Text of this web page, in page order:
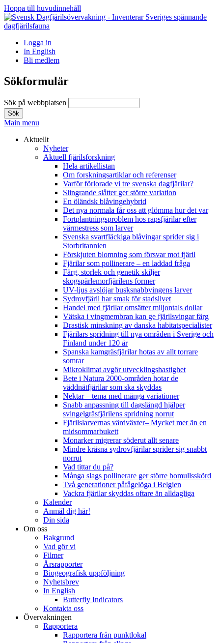
Hoppa till huvudinnehåll
Logga in
In English
Bli medlem
Sökformulär
Sök på webbplatsen
Main menu
Aktuellt
Nyheter
Aktuell fjärilsforskning
Hela artikellistan
Om forskningsartiklar och referenser
Varför förlorade vi tre svenska dagfjärilar?
Slingrande slåtter ger större variation
En öländsk blåvingehybrid
Det nya normala får oss att glömma hur det var
Fortplantningsproblem hos rapsfjärilar efter
värmestress som larver
Svenska svartfläckiga blåvingar sprider sig i
Storbritannien
Förskjuten blomning som försvar mot fjäril
Fjärilar som pollinerare – en laddad fråga
Färg, storlek och genetik skiljer
skogspärlemorfjärilens former
UV-ljus avslöjar busksnabbvingens larver
Sydrovfjäril har smak för stadslivet
Handel med fjärilar omsätter miljontals dollar
Vätska i vingmembran kan ge fjärilsvingar färg
Drastisk minskning av danska habitatspecialister
Fjärilars spridning till nya områden i Sverige och
Finland under 120 år
Spanska kamgräsfjärilar hotas av allt torrare
somrar
Mikroklimat avgör utvecklingshastighet
Bete i Natura 2000-områden hotar de
väddnätfjärilar som ska skyddas
Nektar – tema med många variationer
Snabb anpassning till dagslängd hjälper
svingelgräsfjärilens spridning norrut
Fjärilslarvernas värdväxter– Mycket mer än en
midsommarbukett
Monarker migrerar söderut allt senare
Mindre kräsna sydrovfjärilar sprider sig snabbt
norrut
Vad tittar du på?
Många slags pollinerare ger större bomullsskörd
Två generationer påfågelöga i Belgien
Vackra fjärilar skyddas oftare än alldagliga
Kalender
Anmäl dig här!
Din sida
Om oss
Bakgrund
Vad gör vi
Filmer
Årsrapporter
Biogeografisk uppföljning
Nyhetsbrev
In English
Butterfly Indicators
Kontakta oss
Övervakningen
Rapportera
Rapportera från punktlokal